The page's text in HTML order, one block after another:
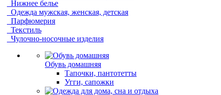
Нижнее белье
Одежда мужская, женская, детская
Парфюмерия
Текстиль
Чулочно-носочные изделия
Обувь домашняя
Тапочки, пантотетты
Угги, сапожки